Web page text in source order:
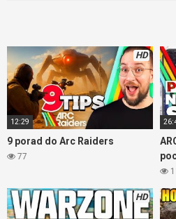
HD
12:29
9 porad do Arc Raiders
77
HD